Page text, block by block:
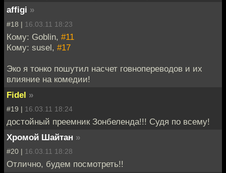
affigi »
#18 | 16.03.11 18:23
Кому: Goblin, #11
Кому: susel, #17
Эко я тонко пошутил насчет говнопереводов и их
влияние на комедии!
Fidel »
#19 | 16.03.11 18:24
достойный преемник Зонбеленда!!! Судя по всему!
Хромой Шайтан »
#20 | 16.03.11 18:28
Отлично, будем посмотреть!!